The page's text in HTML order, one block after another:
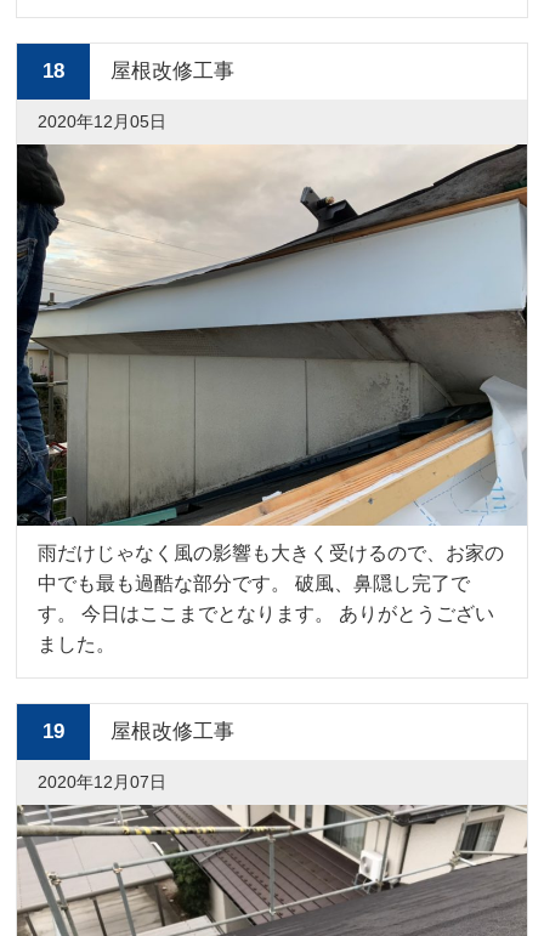
18 屋根改修工事
2020年12月05日
雨だけじゃなく風の影響も大きく受けるので、お家の
中でも最も過酷な部分です。 破風、鼻隠し完了で
す。 今日はここまでとなります。 ありがとうござい
ました。
19 屋根改修工事
2020年12月07日